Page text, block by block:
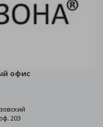
офис
203